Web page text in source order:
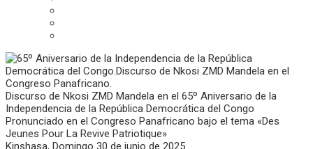
Discurso de Nkosi ZMD Mandela en el 65º Aniversario de la
Independencia de la República Democrática del Congo
Pronunciado en el Congreso Panafricano bajo el tema «Des
Jeunes Pour La Revive Patriotique»
Kinshasa, Domingo 30 de junio de 2025